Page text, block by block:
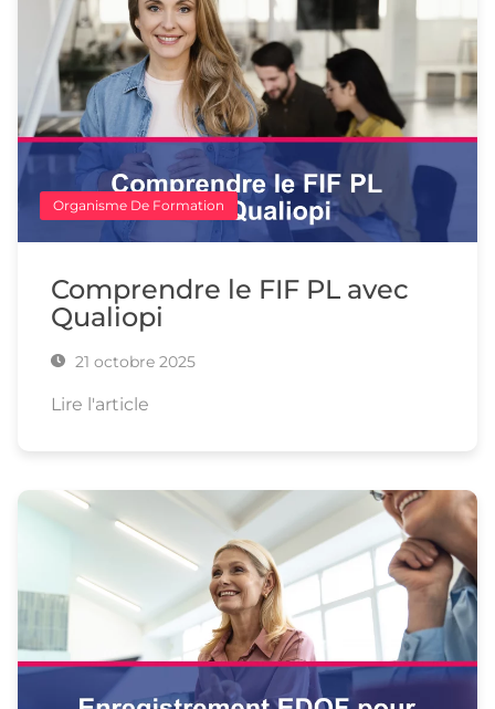
Organisme De Formation
Comprendre le FIF PL avec
Qualiopi
21 octobre 2025
Lire l'article